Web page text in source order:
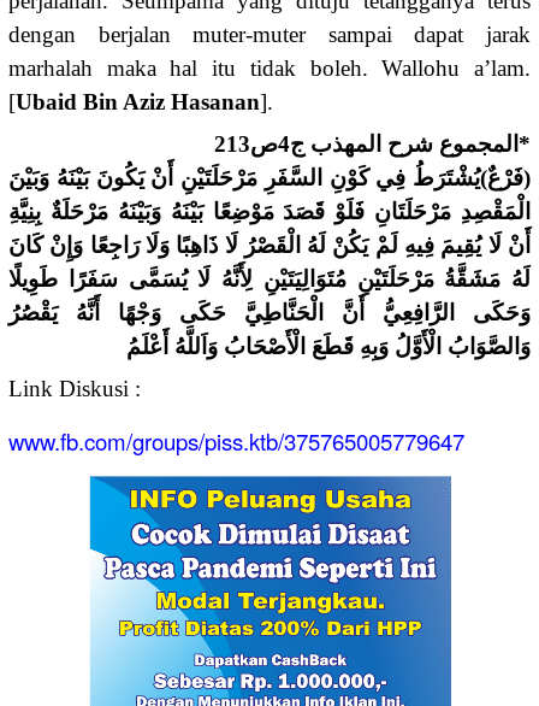
dengan berjalan muter-muter sampai dapat jarak
marhalah maka hal itu tidak boleh. Wallohu a’lam.
[Ubaid Bin Aziz Hasanan].
*المجموع شرح المهذب ج4ص213
(فَرْعٌ)يُشْتَرَطُ فِي كَوْنِ السَّفَرِ مَرْحَلَتَيْنِ أَنْ يَكُونَ بَيْنَهُ وَبَيْنَ
الْمَقْصِدِ مَرْحَلَتَانِ فَلَوْ قَصَدَ مَوْضِعًا بَيْنَهُ وَبَيْنَهُ مَرْحَلَةٌ بِنِيَّةِ
أَنْ لَا يُقِيمَ فِيهِ لَمْ يَكُنْ لَهُ الْقَصْرُ لَا ذَاهِبًا وَلَا رَاجِعًا وَإِنْ كَانَ
لَهُ مَشَقَّةُ مَرْحَلَتَيْنِ مُتَوَالِيَتَيْنِ لِأَنَّهُ لَا يُسَمَّى سَفَرًا طَوِيلًا
وَحَكَى الرَّافِعِيُّ أَنَّ الْحَنَّاطِيَّ حَكَى وَجْهًا أَنَّهُ يَقْصُرُ
وَالصَّوَابُ الْأَوَّلُ وَبِهِ قَطَعَ الْأَصْحَابُ وَاَللَّهُ أَعْلَمُ
Link Diskusi :
www.fb.com/groups/piss.ktb/375765005779647